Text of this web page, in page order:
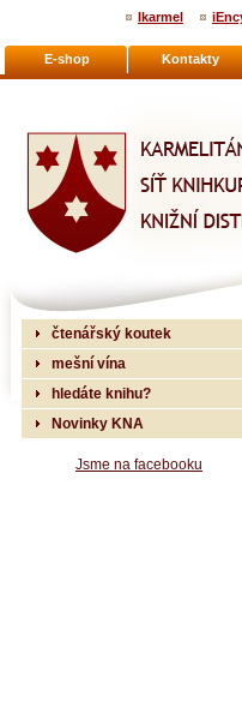
čtenářský koutek
mešní vína
hledáte knihu?
Novinky KNA
Jsme na facebooku
E-shop Kontakty
Ikarmel